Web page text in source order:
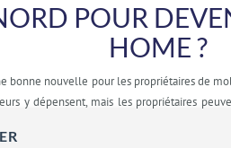
POUR
HOME ?
bonne nouvelle pour les propriétaires de
y dépensent, mais les propriétaires
judicieusement à l’